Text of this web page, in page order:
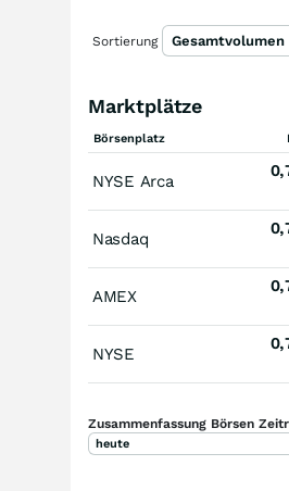
Sortierung Gesamtvolumen
Marktplätze
Börsenplatz
NYSE Arca
Nasdaq
AMEX
NYSE
Zusammenfassung Börsen
heute